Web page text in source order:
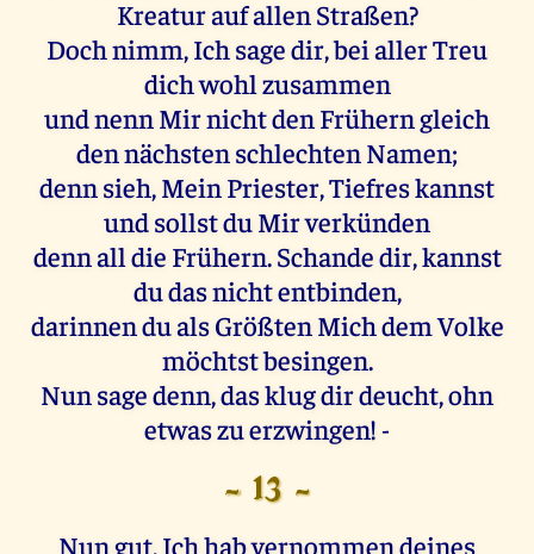
Kreatur auf allen Straßen?
Doch nimm, Ich sage dir, bei aller Treu
dich wohl zusammen
und nenn Mir nicht den Frühern gleich
den nächsten schlechten Namen;
denn sieh, Mein Priester, Tiefres kannst
und sollst du Mir verkünden
denn all die Frühern. Schande dir, kannst
du das nicht entbinden,
darinnen du als Größten Mich dem Volke
möchtst besingen.
Nun sage denn, das klug dir deucht, ohn
etwas zu erzwingen! -
- 13 -
Nun gut, Ich hab vernommen deines